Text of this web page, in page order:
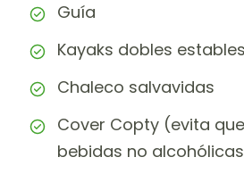
Guía
Kayaks dobles estables
Chaleco salvavidas
Cover Copty (evita
bebidas no